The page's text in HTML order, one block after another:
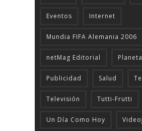
Eventos Internet
Mundia FIFA Alemania 2006
netMag Editorial
Publicidad Salud
Televisión Tutti-Frutti
Un Día Como Hoy